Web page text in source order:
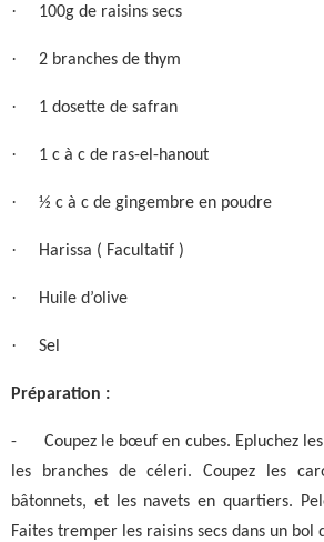
· 100g de raisins secs
· 2 branches de thym
· 1 dosette de safran
· 1 c à c de ras-el-hanout
· ½ c à c de gingembre en poudre
· Harissa ( Facultatif )
· Huile d’olive
· Sel
Préparation :
-
Coupez le bœuf en cubes. Epluchez
les branches de céleri. Coupez les
bâtonnets, et les navets en quartiers.
Faites tremper les raisins secs dans un bol